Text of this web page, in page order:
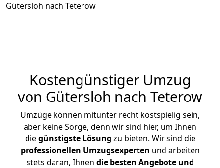
Gütersloh nach Teterow
Kostengünstiger Umzug
von Gütersloh nach Teterow
Umzüge können mitunter recht kostspielig sein,
aber keine Sorge, denn wir sind hier, um Ihnen
diegünstigste Lösung zu bieten. Wir sind die
professionellen Umzugsexperten und arbeiten
stets daran, Ihnen die besten Angebote und